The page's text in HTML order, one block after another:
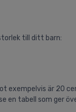
till ditt barn:
exempelvis är 20
en tabell som ger